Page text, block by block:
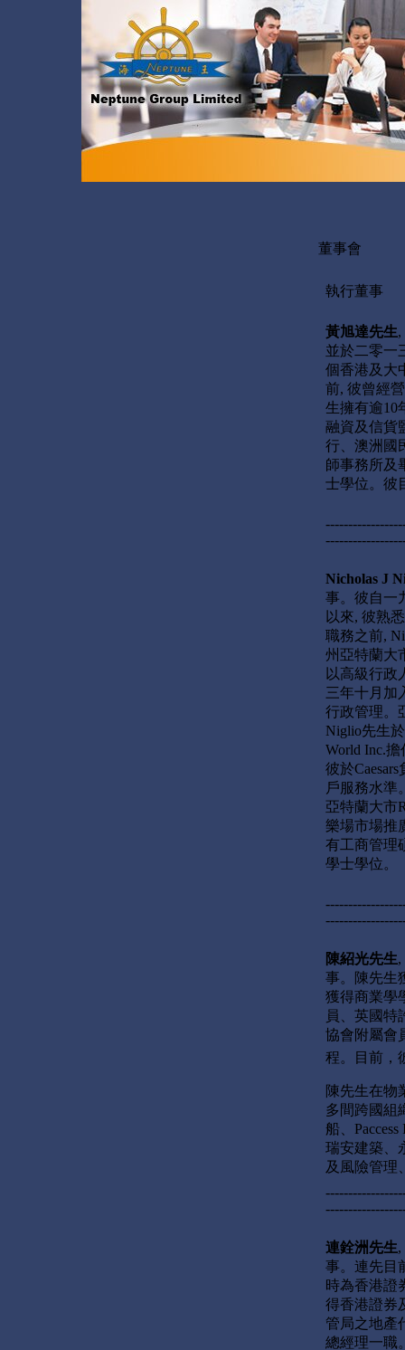
董事會
執行董事
黃旭達先生,
並於二零一
個香港及大
前, 彼曾經
生擁有逾10
融資及信貨
行、澳洲國
師事務所及
士學位。彼
Nicholas J
事。彼自一
以來, 彼熟
職務之前,
州亞特蘭大
以高級行政
三年十月加
行政管理。
Niglio先生
World Inc.
彼於
戶服務水準
亞特蘭大市
樂場市場推
有工商管理
學士學位。
陳紹光先生,
事。陳先生
獲得商業學
員、英國特
協會附屬會
程。目前，
陳先生在物
多間跨國組
船、
瑞安建築、
及風險管理
連銓洲先生,
事。連先目
時為香港證
得香港證券
管局之地產
總經理一職